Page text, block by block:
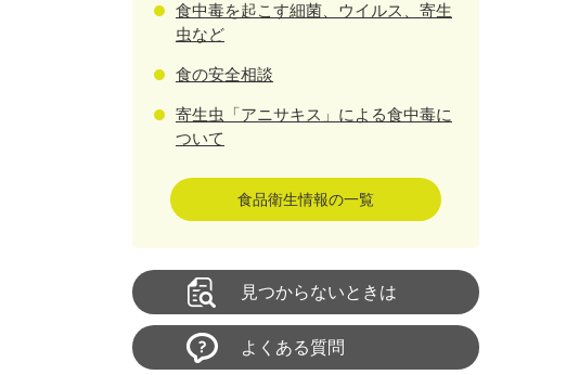
食中毒を起こす細菌、ウイルス、寄生
虫など
食の安全相談
寄生虫「アニサキス」による食中毒に
ついて
食品衛生情報の一覧
見つからないときは
よくある質問